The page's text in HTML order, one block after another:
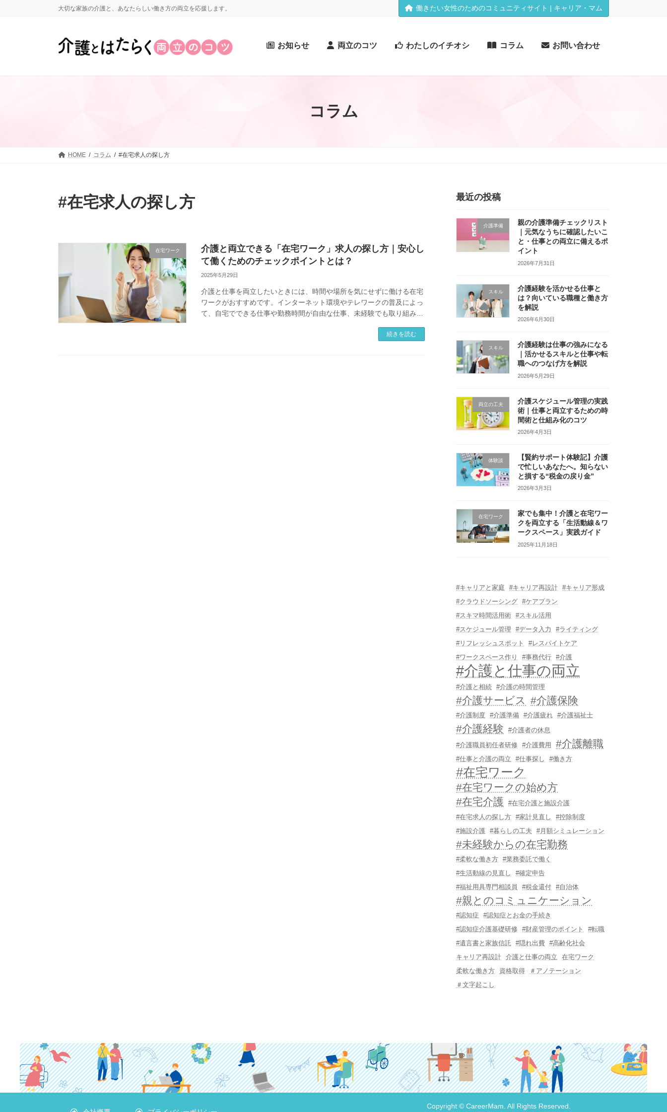
大切な家族の介護と、あなたらしい働き方の両立を応援します。 働きたい女性のためのコミュニティサイト | キャリア・マム
お知らせ 両立のコツ わたしのイチオシ コラム お問い合わせ
コラム
HOME コラム #在宅求人の探し方
#在宅求人の探し方
在宅ワーク
介護と両立できる「在宅ワーク」求人の探し方｜安心し
て働くためのチェックポイントとは？
2025年5月29日
介護と仕事を両立したいときには、時間や場所を気にせずに働ける在宅
ワークがおすすめです。インターネット環境やテレワークの普及によっ
て、自宅でできる仕事や勤務時間が自由な仕事、未経験でも取り組みや
続きを読む
最近の投稿
介護準備
親の介護準備チェックリスト
｜元気なうちに確認したいこ
と・仕事との両立に備えるポ
イント
2026年7月31日
スキル
介護経験を活かせる仕事と
は？向いている職種と働き方
を解説
2026年6月30日
スキル
介護経験は仕事の強みになる
｜活かせるスキルと仕事や転
職へのつなげ方を解説
2026年5月29日
両立の工夫
介護スケジュール管理の実践
術｜仕事と両立するための時
間術と仕組み化のコツ
2026年4月3日
体験談
【賢約サポート体験記】介護
で忙しいあなたへ。知らない
と損する“税金の戻り金”
2026年3月3日
在宅ワーク
家でも集中！介護と在宅ワー
クを両立する「生活動線＆ワ
ークスペース」実践ガイド
2025年11月18日
#キャリアと家庭 #キャリア再設計
#キャリア形成
#クラウドソーシング
#ケアプラン
#スキマ時間活用術
#スキル活用
#スケジュール管理
#データ入力
#ライティング
#リフレッシュスポット
#レスパイトケア
#ワークスペース作り
#事務代行 #介護
#介護と仕事の両立
#介護と相続 #介護の時間管理
#介護サービス #介護保険
#介護制度 #介護準備 #介護疲れ #介護福祉士
#介護経験
#介護者の休息
#介護職員初任者研修
#介護費用 #介護離職
#仕事と介護の両立 #仕事探し #働き方
#在宅ワーク
#在宅ワークの始め方
#在宅介護
#在宅介護と施設介護
#在宅求人の探し方
#家計見直し
#控除制度
#施設介護
#暮らしの工夫 #月額シミュレーション
#未経験からの在宅勤務
#柔軟な働き方
#業務委託で働く
#生活動線の見直し
#確定申告
#福祉用具専門相談員
#税金還付 #自治体
#親とのコミュニケーション
#認知症
#認知症とお金の手続き
#認知症介護基礎研修
#財産管理のポイント
#転職
#遺言書と家族信託
#隠れ出費
#高齢化社会
キャリア再設計
介護と仕事の両立
在宅ワーク
柔軟な働き方
資格取得
＃アノテーション
＃文字起こし
Copyright © CareerMam. All Rights Reserved.